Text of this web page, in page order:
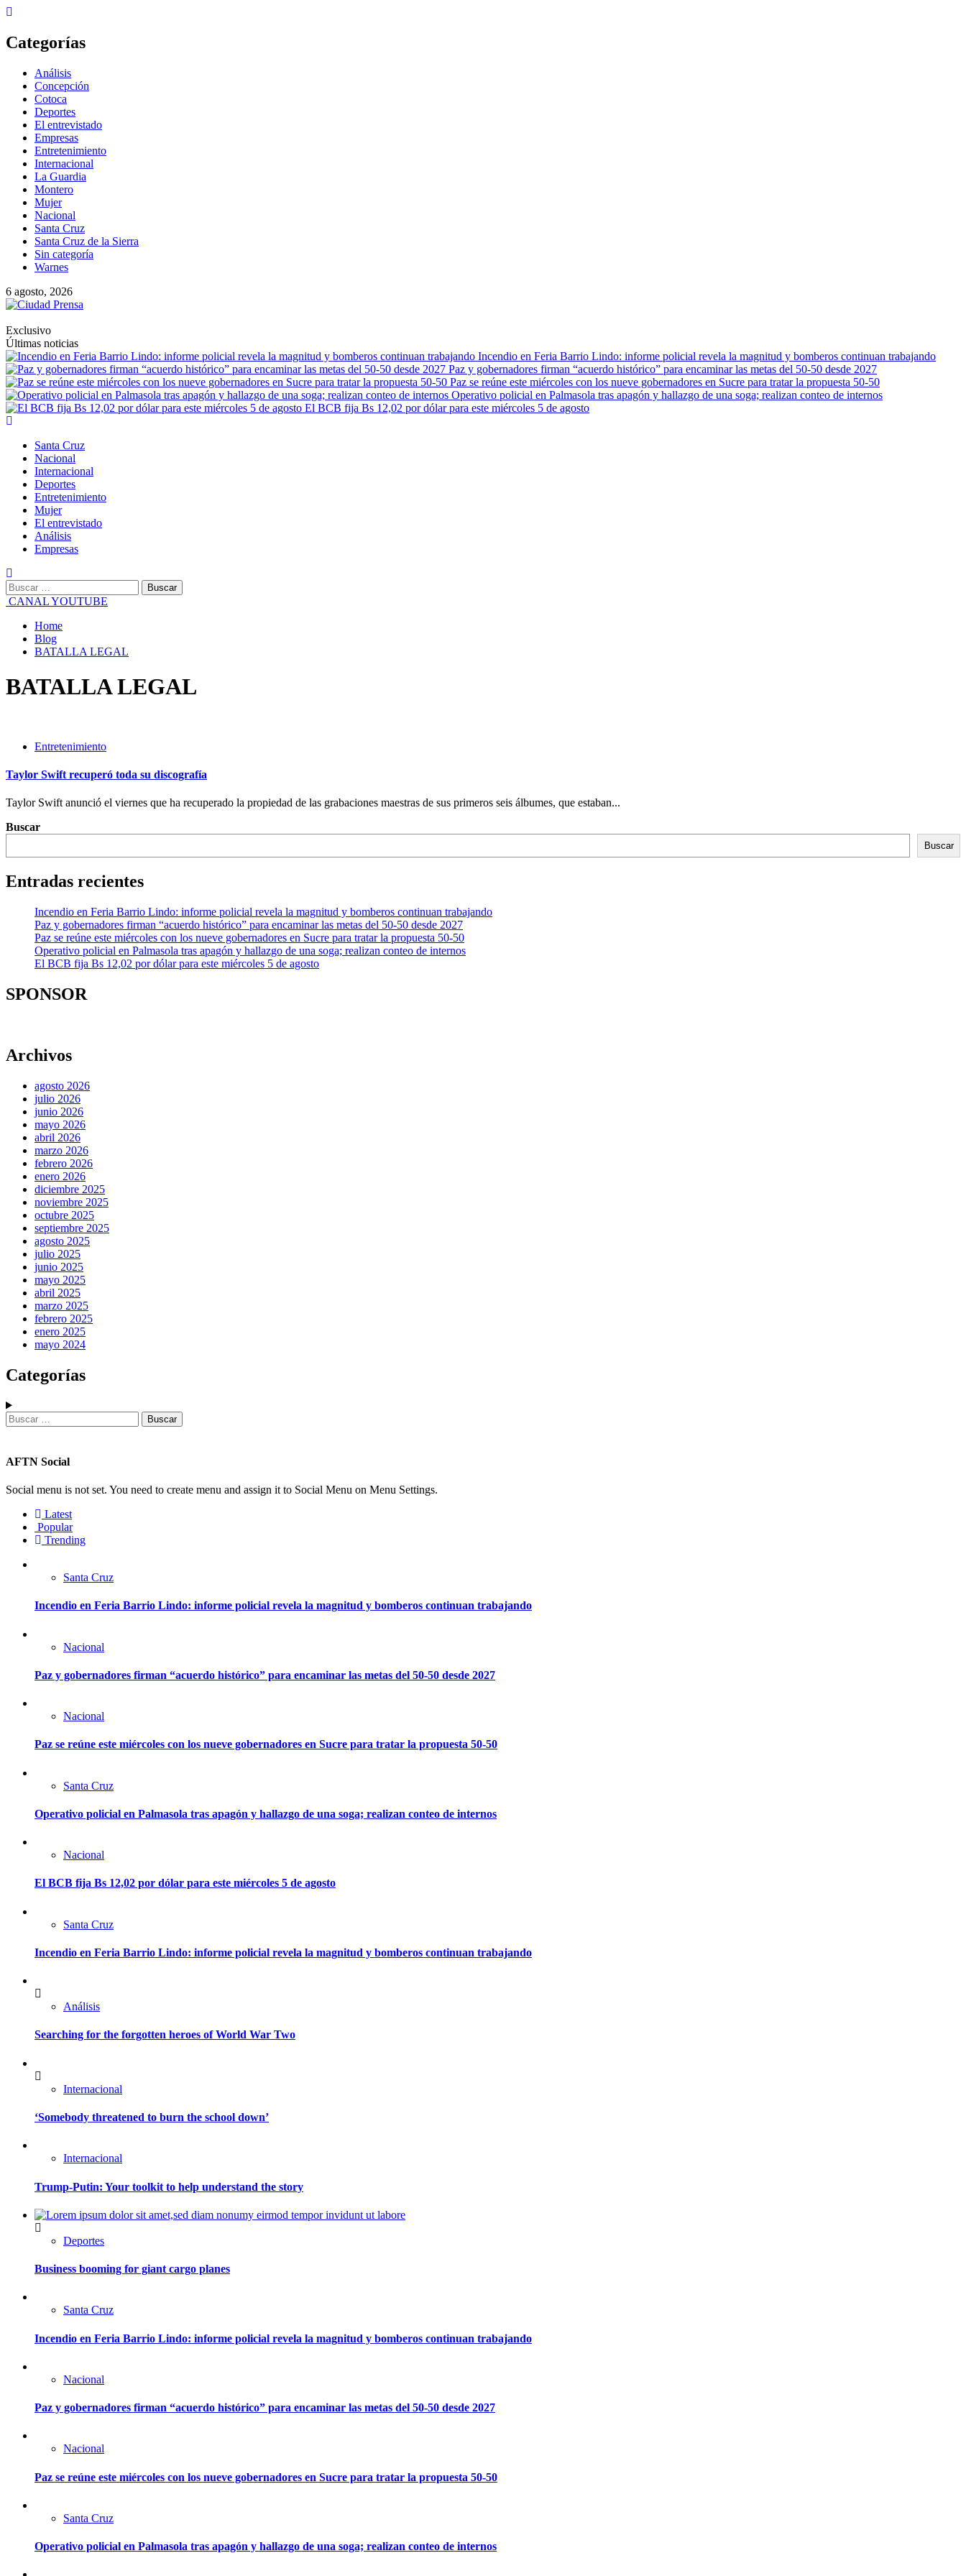
Categorías
Análisis
Concepción
Cotoca
Deportes
El entrevistado
Empresas
Entretenimiento
Internacional
La Guardia
Montero
Mujer
Nacional
Santa Cruz
Santa Cruz de la Sierra
Sin categoría
Warnes
6 agosto, 2026
Exclusivo
Últimas noticias
Incendio en Feria Barrio Lindo: informe policial revela la magnitud y bomberos continuan trabajando
Paz y gobernadores firman “acuerdo histórico” para encaminar las metas del 50-50 desde 2027
Paz se reúne este miércoles con los nueve gobernadores en Sucre para tratar la propuesta 50-50
Operativo policial en Palmasola tras apagón y hallazgo de una soga; realizan conteo de internos
El BCB fija Bs 12,02 por dólar para este miércoles 5 de agosto
Santa Cruz
Nacional
Internacional
Deportes
Entretenimiento
Mujer
El entrevistado
Análisis
Empresas
CANAL YOUTUBE
Home
Blog
BATALLA LEGAL
BATALLA LEGAL
Entretenimiento
Taylor Swift recuperó toda su discografía
Taylor Swift anunció el viernes que ha recuperado la propiedad de las grabaciones maestras de sus primeros seis álbumes, que estaban...
Buscar
Buscar
Entradas recientes
Incendio en Feria Barrio Lindo: informe policial revela la magnitud y bomberos continuan trabajando
Paz y gobernadores firman “acuerdo histórico” para encaminar las metas del 50-50 desde 2027
Paz se reúne este miércoles con los nueve gobernadores en Sucre para tratar la propuesta 50-50
Operativo policial en Palmasola tras apagón y hallazgo de una soga; realizan conteo de internos
El BCB fija Bs 12,02 por dólar para este miércoles 5 de agosto
SPONSOR
Archivos
agosto 2026
julio 2026
junio 2026
mayo 2026
abril 2026
marzo 2026
febrero 2026
enero 2026
diciembre 2025
noviembre 2025
octubre 2025
septiembre 2025
agosto 2025
julio 2025
junio 2025
mayo 2025
abril 2025
marzo 2025
febrero 2025
enero 2025
mayo 2024
Categorías
AFTN Social
Social menu is not set. You need to create menu and assign it to Social Menu on Menu Settings.
Latest
Popular
Trending
Santa Cruz
Incendio en Feria Barrio Lindo: informe policial revela la magnitud y bomberos continuan trabajando
Nacional
Paz y gobernadores firman “acuerdo histórico” para encaminar las metas del 50-50 desde 2027
Nacional
Paz se reúne este miércoles con los nueve gobernadores en Sucre para tratar la propuesta 50-50
Santa Cruz
Operativo policial en Palmasola tras apagón y hallazgo de una soga; realizan conteo de internos
Nacional
El BCB fija Bs 12,02 por dólar para este miércoles 5 de agosto
Santa Cruz
Incendio en Feria Barrio Lindo: informe policial revela la magnitud y bomberos continuan trabajando
Análisis
Searching for the forgotten heroes of World War Two
Internacional
‘Somebody threatened to burn the school down’
Internacional
Trump-Putin: Your toolkit to help understand the story
Deportes
Business booming for giant cargo planes
Santa Cruz
Incendio en Feria Barrio Lindo: informe policial revela la magnitud y bomberos continuan trabajando
Nacional
Paz y gobernadores firman “acuerdo histórico” para encaminar las metas del 50-50 desde 2027
Nacional
Paz se reúne este miércoles con los nueve gobernadores en Sucre para tratar la propuesta 50-50
Santa Cruz
Operativo policial en Palmasola tras apagón y hallazgo de una soga; realizan conteo de internos